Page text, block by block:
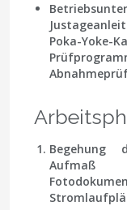
Poka-
Begehung
Aufmaß